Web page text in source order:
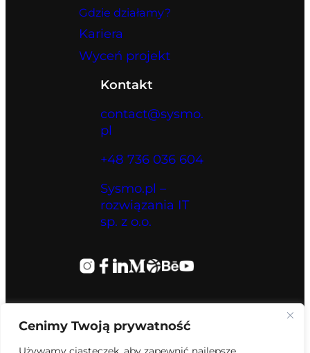
Cenimy Twoją prywatność
Gdzie działamy?
Kariera
Wyceń projekt
Kontakt
contact@sysmo.
pl
+48 736 036 604
Sysmo.pl –
rozwiązania IT
sp. z o.o.